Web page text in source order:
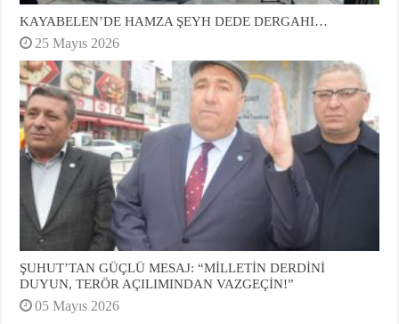
KAYABELEN’DE HAMZA ŞEYH DEDE DERGAHI…
25 Mayıs 2026
ŞUHUT’TAN GÜÇLÜ MESAJ: “MİLLETİN DERDİNİ
DUYUN, TERÖR AÇILIMINDAN VAZGEÇİN!”
05 Mayıs 2026